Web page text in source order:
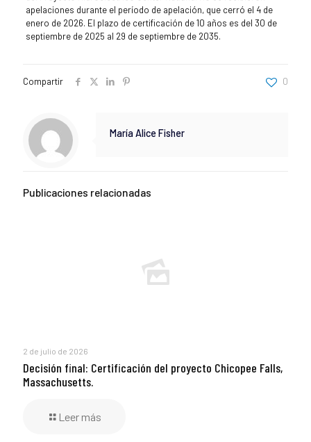
apelaciones durante el período de apelación, que cerró el 4 de
enero de 2026. El plazo de certificación de 10 años es del 30 de
septiembre de 2025 al 29 de septiembre de 2035.
Compartir 0
María Alice Fisher
Publicaciones relacionadas
2 de julio de 2026
Decisión final: Certificación del proyecto Chicopee Falls,
Massachusetts.
Leer más